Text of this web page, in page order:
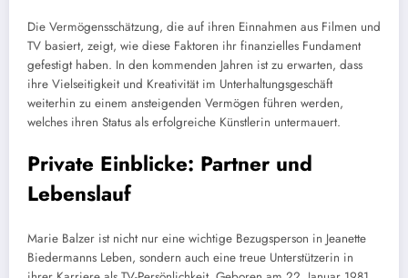
Die Vermögensschätzung, die auf ihren Einnahmen aus Filmen und
TV basiert, zeigt, wie diese Faktoren ihr finanzielles Fundament
gefestigt haben. In den kommenden Jahren ist zu erwarten, dass
ihre Vielseitigkeit und Kreativität im Unterhaltungsgeschäft
weiterhin zu einem ansteigenden Vermögen führen werden,
welches ihren Status als erfolgreiche Künstlerin untermauert.
Private Einblicke: Partner und
Lebenslauf
Marie Balzer ist nicht nur eine wichtige Bezugsperson in Jeanette
Biedermanns Leben, sondern auch eine treue Unterstützerin in